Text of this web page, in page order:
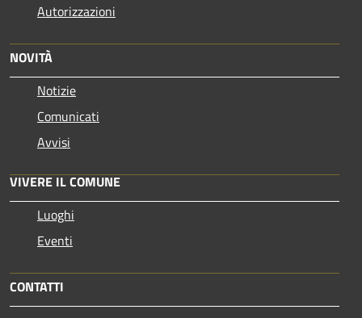
Autorizzazioni
NOVITÀ
Notizie
Comunicati
Avvisi
VIVERE IL COMUNE
Luoghi
Eventi
CONTATTI